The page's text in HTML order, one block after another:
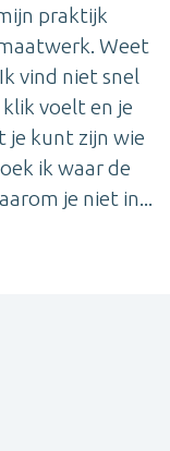
praktijk
Weet
vind niet snel
voelt en je
je kunt zijn wie
ik waar de
je niet in...